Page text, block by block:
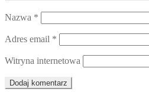
Nazwa *
Adres email *
Witryna internetowa